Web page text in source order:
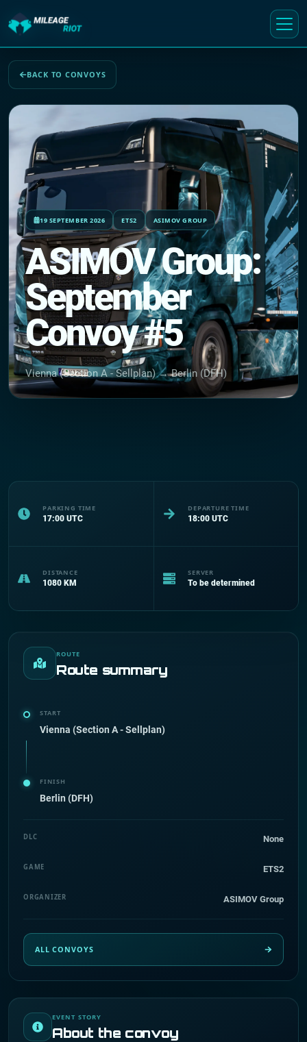
BACK TO CONVOYS
19 SEPTEMBER 2026 ETS2 ASIMOV GROUP
ASIMOV Group:
September
Convoy #5
Vienna (Section A - Sellplan) → Berlin (DFH)
PARKING TIME
17:00 UTC
DEPARTURE TIME
18:00 UTC
DISTANCE
1080 KM
SERVER
To be determined
EVENT STORY
About the convoy
ROUTE
Route summary
START
Vienna (Section A - Sellplan)
FINISH
Berlin (DFH)
DLC None
GAME ETS2
ORGANIZER ASIMOV Group
ALL CONVOYS